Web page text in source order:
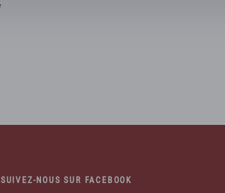
SUIVEZ-NOUS SUR FACEBOOK